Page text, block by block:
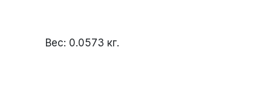
Вес: 0.0573 кг.